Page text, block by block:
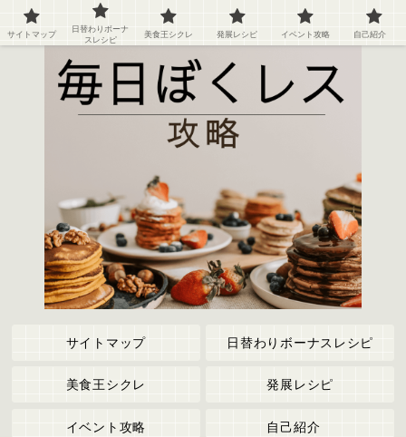
ぼくのレストラン２の攻略情報や記録など
サイトマップ 日替わりボーナスレシピ
美食王シクレ 発展レシピ
イベント攻略 自己紹介
サイトマップ
日替わりボーナ
スレシピ
美食王シクレ 発展レシピ イベント攻略 自己紹介